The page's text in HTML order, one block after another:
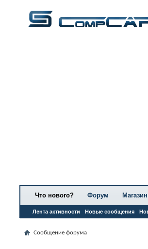
Что нового?
Лента активности Новые сообщения
Форум
Сообщение форума